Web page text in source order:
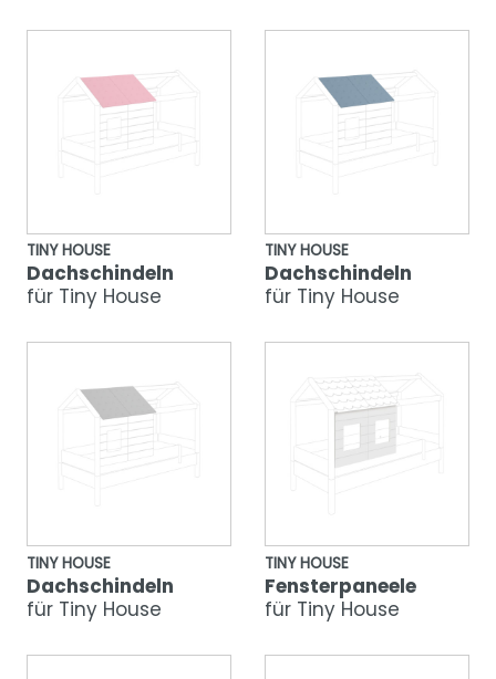
TINY HOUSE
Dachschindeln
für Tiny House
TINY HOUSE
Dachschindeln
für Tiny House
TINY HOUSE
Dachschindeln
für Tiny House
TINY HOUSE
Fensterpaneele
für Tiny House